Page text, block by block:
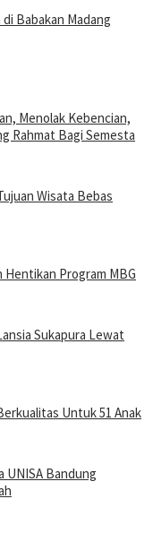
Babakan Madang
Menolak Kebencian,
Rahmat Bagi Semesta
Wisata Bebas
Program MBG
Sukapura Lewat
Untuk 51 Anak
UNISA Bandung